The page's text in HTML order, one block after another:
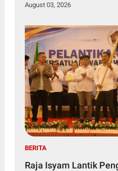
August 03, 2026
BERITA
Raja Isyam Lantik